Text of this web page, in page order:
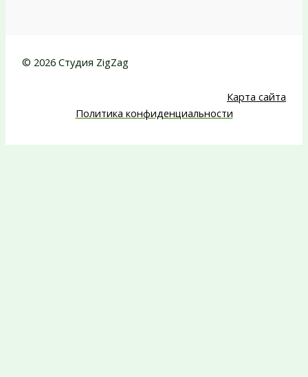
© 2026 Студия ZigZag
Карта сайта
Политика конфиденциальности